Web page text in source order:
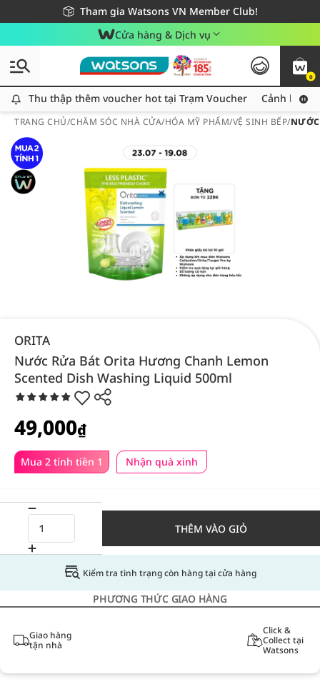
Tham gia Watsons VN Member Club!
Miễn phí giao hàng cho đơn hàng từ 249,000Đ
Giao hàng nhanh 24h - Áp dụng khu vực TP. Hồ Chí Minh
Cửa hàng & Dịch vụ
0
Thu thập thêm voucher hot tại Trạm Voucher
Thu thập thêm voucher hot tại Trạm Voucher Cảnh báo
TRANG CHỦ/CHĂM SÓC NHÀ CỬA/HÓA MỸ PHẨM/VỆ SINH BẾP/
ORITA
Nước Rửa Bát Orita Hương Chanh Lemon
Scented Dish Washing Liquid 500ml
Mua 2 tính tiền 1 Nhận quà xinh
49,000₫
THÊM VÀO GIỎ
Kiểm tra tình trạng còn hàng tại cửa hàng
PHƯƠNG THỨC GIAO HÀNG
Giao hàng
tận nhà
Click &
Collect tại
Watsons